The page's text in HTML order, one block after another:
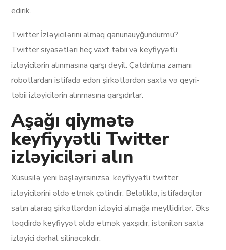
edirik.
Twitter İzləyicilərini almaq qanunauyğundurmu?
Twitter siyasətləri heç vaxt təbii və keyfiyyətli
izləyicilərin alınmasına qarşı deyil. Çatdırılma zamanı
robotlardan istifadə edən şirkətlərdən saxta və qeyri-
təbii izləyicilərin alınmasına qarşıdırlar.
Aşağı qiymətə
keyfiyyətli Twitter
izləyiciləri alın
Xüsusilə yeni başlayırsınızsa, keyfiyyətli twitter
izləyicilərini əldə etmək çətindir. Beləliklə, istifadəçilər
satın alaraq şirkətlərdən izləyici almağa meyllidirlər. Əks
təqdirdə keyfiyyət əldə etmək yaxşıdır, istənilən saxta
izləyici dərhal silinəcəkdir.